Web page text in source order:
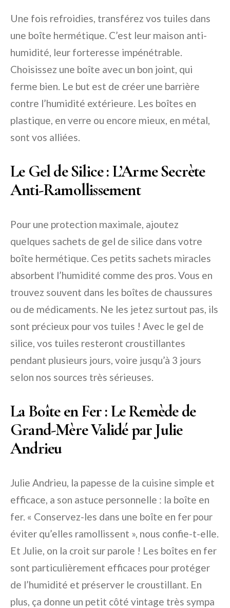
Une fois refroidies, transférez vos tuiles dans
une boîte hermétique. C’est leur maison anti-
humidité, leur forteresse impénétrable.
Choisissez une boîte avec un bon joint, qui
ferme bien. Le but est de créer une barrière
contre l’humidité extérieure. Les boîtes en
plastique, en verre ou encore mieux, en métal,
sont vos alliées.
Le Gel de Silice : L’Arme Secrète
Anti-Ramollissement
Pour une protection maximale, ajoutez
quelques sachets de gel de silice dans votre
boîte hermétique. Ces petits sachets miracles
absorbent l’humidité comme des pros. Vous en
trouvez souvent dans les boîtes de chaussures
ou de médicaments. Ne les jetez surtout pas, ils
sont précieux pour vos tuiles ! Avec le gel de
silice, vos tuiles resteront croustillantes
pendant plusieurs jours, voire jusqu’à 3 jours
selon nos sources très sérieuses.
La Boîte en Fer : Le Remède de
Grand-Mère Validé par Julie
Andrieu
Julie Andrieu, la papesse de la cuisine simple et
efficace, a son astuce personnelle : la boîte en
fer. « Conservez-les dans une boîte en fer pour
éviter qu’elles ramollissent », nous confie-t-elle.
Et Julie, on la croit sur parole ! Les boîtes en fer
sont particulièrement efficaces pour protéger
de l’humidité et préserver le croustillant. En
plus, ça donne un petit côté vintage très sympa